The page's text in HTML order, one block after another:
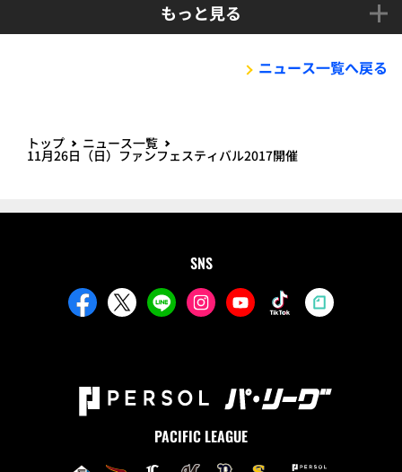
もっと見る
ニュース一覧へ戻る
トップ ニュース一覧
11月26日（日）ファンフェスティバル2017開催
SNS
PACIFIC LEAGUE